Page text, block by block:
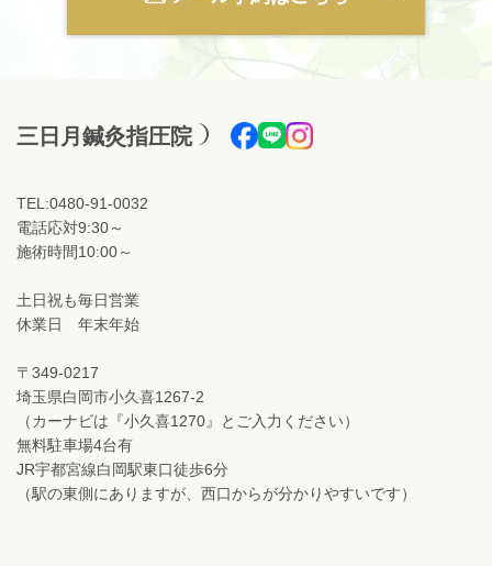
三日月鍼灸指圧院
TEL:0480-91-0032
電話応対9:30～
施術時間10:00～
土日祝も毎日営業
休業日 年末年始
〒349-0217
埼玉県白岡市小久喜1267-2
（カーナビは『小久喜1270』とご入力ください）
無料駐車場4台有
JR宇都宮線白岡駅東口徒歩6分
（駅の東側にありますが、西口からが分かりやすいです）